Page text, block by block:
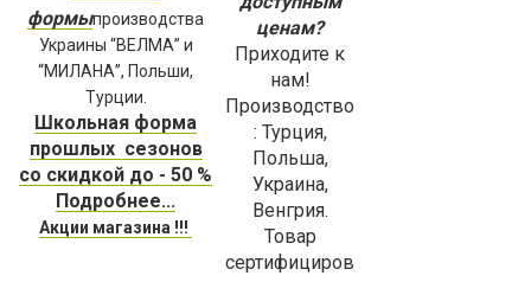
формыпроизводства
Украины “ВЕЛМА” и
“МИЛАНА”, Польши,
Турции.
Школьная форма
прошлых сезонов
со скидкой до - 50 %
Подробнее...
Акции магазина !!!
ценам?
Приходите к
нам!
Производство
: Турция,
Польша,
Украина,
Венгрия.
Товар
сертифициров